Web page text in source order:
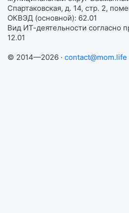
Спартаковская, д. 14, стр. 2,
ОКВЭД (основной): 62.01
Вид ИТ-деятельности согласно
12.01
© 2014—2026 · contact@mom.life